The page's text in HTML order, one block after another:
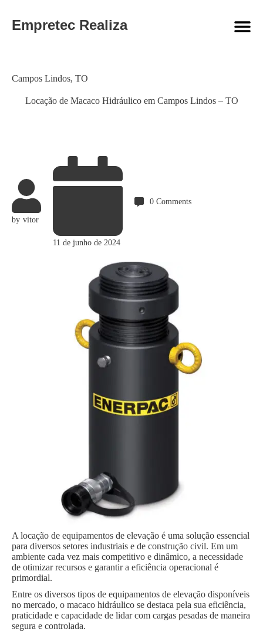
Empretec Realiza
Locação de Macaco Hidráulico em Campos Lindos – TO
Category
Campos Lindos, TO
by vitor
11 de junho de 2024
0 Comments
A locação de equipamentos de elevação é uma solução essencial
para diversos setores industriais e de construção civil. Em um
ambiente cada vez mais competitivo e dinâmico, a necessidade
de otimizar recursos e garantir a eficiência operacional é
primordial.
Entre os diversos tipos de equipamentos de elevação disponíveis
no mercado, o macaco hidráulico se destaca pela sua eficiência,
praticidade e capacidade de lidar com cargas pesadas de maneira
segura e controlada.